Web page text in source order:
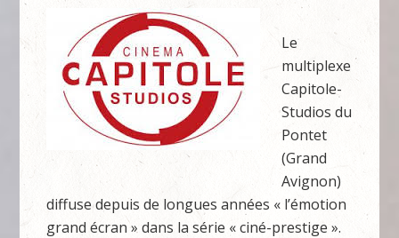
Le
multiplexe
Capitole-
Studios du
Pontet
(Grand
Avignon)
diffuse depuis de longues années « l’émotion
grand écran » dans la série « ciné-prestige ».